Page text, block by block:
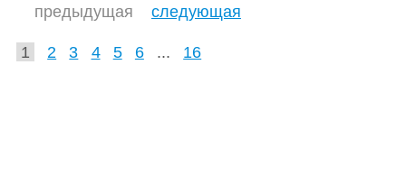
предыдущая следующая
1 2 3 4 5 6... 16